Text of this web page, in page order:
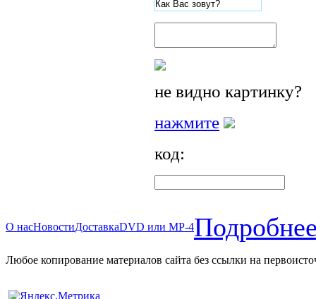
не видно картинку?
нажмите
код:
О насНовостиДоставкаDVD или MP-4
Любое копирование материалов сайта без ссылки на